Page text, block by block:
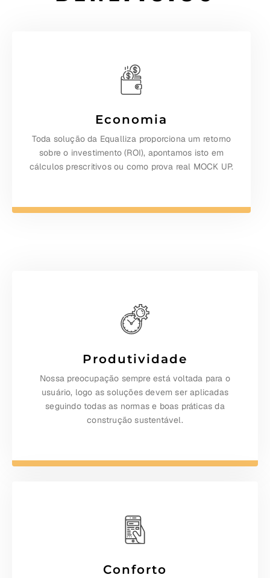
Economia
Toda solução da Equalliza proporciona um retorno
sobre o investimento (ROI), apontamos isto em
cálculos prescritivos ou como prova real MOCK UP.
Produtividade
Nossa preocupação sempre está voltada para o
usuário, logo as soluções devem ser aplicadas
seguindo todas as normas e boas práticas da
construção sustentável.
Conforto